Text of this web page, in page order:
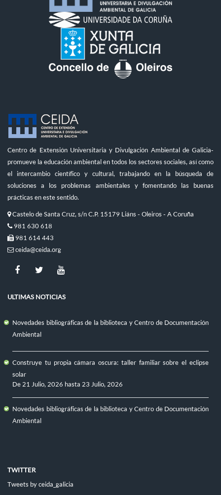
Centro de Extensión Universitaria y Divulgación Ambiental de Galicia-
promueve la educación ambiental en todos los sectores sociales, así como
el intercambio científico y cultural, trabajando en la búsqueda de
soluciones a los problemas ambientales y fomentando las buenas
prácticas en este sentido.
Castelo de Santa Cruz, s/n C.P. 15179 Liáns - Oleiros - A Coruña
981 630 618
981 614 443
ceida@ceida.org
ULTIMAS NOTICIAS
Novedades bibliográficas de la biblioteca y Centro de Documentación
Ambiental
Construye tu propia cámara oscura: taller familiar sobre el eclipse
solar
De 21 Julio, 2026 hasta 23 Julio, 2026
Novedades bibliográficas de la biblioteca y Centro de Documentación
Ambiental
TWITTER
Tweets by ceida_galicia